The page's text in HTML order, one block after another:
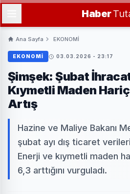
Haber
Ana Sayfa EKONOMİ
EKONOMİ 03.03.2026 - 23:17
Şimşek: Şubat
Kıymetli Maden
Artış
Hazine ve Maliye Bakanı
şubat ayı dış ticaret
Enerji ve kıymetli maden
6,3 arttığını vurguladı.